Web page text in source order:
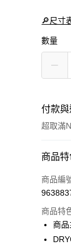
🔎尺寸
數量
付款
超取滿
付款
信用卡
Apple
街口支
商品
商品編
商品特
商